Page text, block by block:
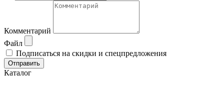
Комментарий
Файл
Подписаться на скидки и спецпредложения
Отправить
Каталог